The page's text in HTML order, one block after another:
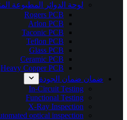
لوحة الدوائر المطبوعة
Rogers PCB
Arlon PCB
Taconic PCB
Teflon PCB
Glass PCB
Ceramic PCB
Heavy Copper PCB
ضمان ضمان الجودة
In-Circuit Testing
Functional Testing
X-Ray Inspection
optical inspection